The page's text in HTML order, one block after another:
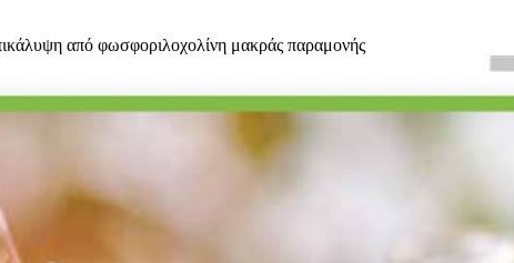
από φωσφοριλοχολίνη μακράς παραμονής